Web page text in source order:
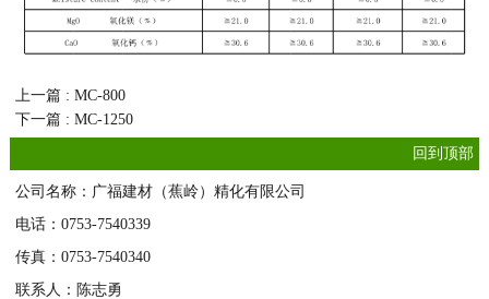
上一篇 : MC-800
下一篇 : MC-1250
回到顶部
公司名称：广福建材（蕉岭）精化有限公司
电话：0753-7540339
传真：0753-7540340
联系人：陈志勇